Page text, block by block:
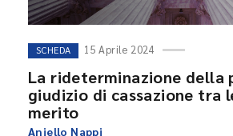
SCHEDA 15 Aprile 2024
La rideterminazione della
giudizio di cassazione tra
merito
Aniello Nappi